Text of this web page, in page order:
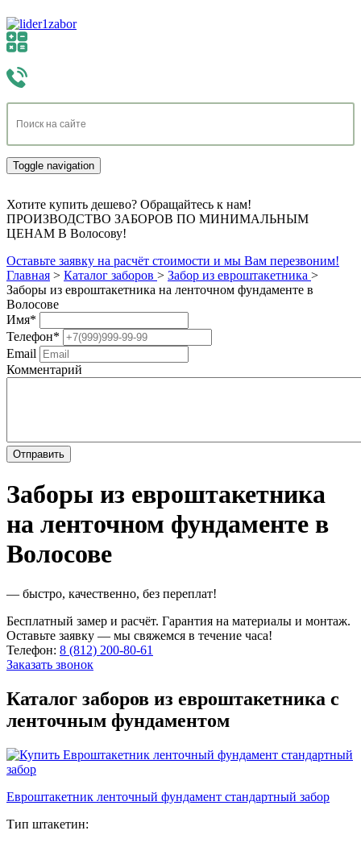
Toggle navigation
Хотите купить дешево? Обращайтесь к нам!
ПРОИЗВОДСТВО ЗАБОРОВ ПО МИНИМАЛЬНЫМ
ЦЕНАМ В Волосову!
Оставьте заявку на расчёт стоимости и мы Вам перезвоним!
Главная > Каталог заборов > Забор из евроштакетника >
Заборы из евроштакетника на ленточном фундаменте в
Волосове
Имя*
Телефон*
Email
Комментарий
Заборы из евроштакетника
на ленточном фундаменте в
Волосове
— быстро, качественно, без переплат!
Бесплатный замер и расчёт. Гарантия на материалы и монтаж.
Оставьте заявку — мы свяжемся в течение часа!
Телефон: 8 (812) 200-80-61
Заказать звонок
Каталог заборов из евроштакетника с
ленточным фундаментом
Евроштакетник ленточный фундамент стандартный забор
Тип штакетин: